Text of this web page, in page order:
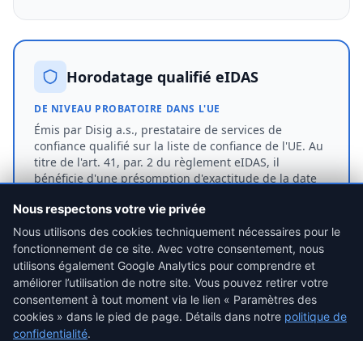
Horodatage qualifié eIDAS
DE NIVEAU PROBATOIRE DANS L'UE
Émis par Disig a.s., prestataire de services de
confiance qualifié sur la liste de confiance de l'UE. Au
titre de l'art. 41, par. 2 du règlement eIDAS, il
bénéficie d'une présomption d'exactitude de la date
de la renverser.
Positionnement honnête (c'est important)
Ce que la certification prouve
Nous respectons votre vie privée
Nous utilisons des cookies techniquement nécessaires pour le
fonctionnement de ce site. Avec votre consentement, nous
utilisons également Google Analytics pour comprendre et
améliorer l’utilisation de notre site. Vous pouvez retirer votre
consentement à tout moment via le lien « Paramètres des
cookies » dans le pied de page. Détails dans notre politique de
confidentialité.